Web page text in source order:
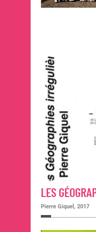
LES
Pierre Giquel, 2017